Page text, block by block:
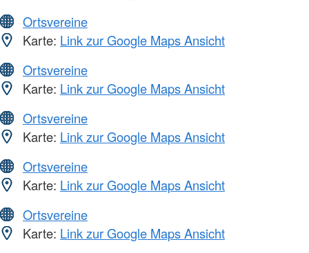
Ortsvereine
Karte: Link zur Google Maps Ansicht
Ortsvereine
Karte: Link zur Google Maps Ansicht
Ortsvereine
Karte: Link zur Google Maps Ansicht
Ortsvereine
Karte: Link zur Google Maps Ansicht
Ortsvereine
Karte: Link zur Google Maps Ansicht